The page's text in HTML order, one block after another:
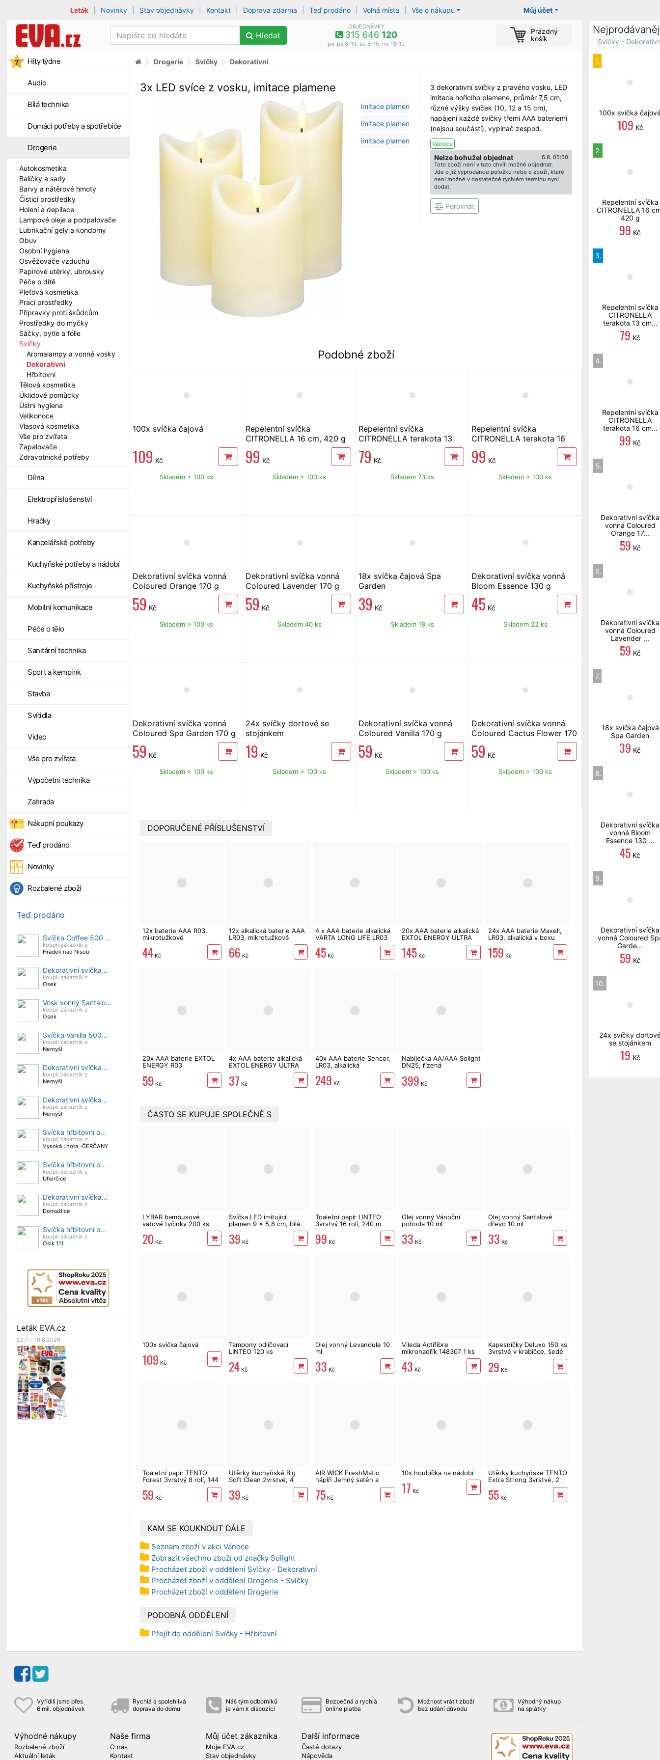
Můj účet
Leták Novinky Stav objednávky Kontakt Doprava zdarma Teď prodáno Volná místa Vše o nákupu
Hledat
OBJEDNÁVKY
315 646 120
po-pá 8-19, so 8-15, ne 13-19
Prázdný
košík
Hity týdne
Audio
Bílá technika
Domácí potřeby a spotřebiče
Drogerie
Autokosmetika
Balíčky a sady
Barvy a nátěrové hmoty
Čisticí prostředky
Holení a depilace
Lampové oleje a podpalovače
Lubrikační gely a kondomy
Obuv
Osobní hygiena
Osvěžovače vzduchu
Papírové utěrky, ubrousky
Péče o dítě
Pleťová kosmetika
Prací prostředky
Přípravky proti škůdcům
Prostředky do myčky
Sáčky, pytle a fólie
Svíčky
Aromalampy a vonné vosky
Dekorativní
Hřbitovní
Tělová kosmetika
Úklidové pomůcky
Ústní hygiena
Velikonoce
Vlasová kosmetika
Vše pro zvířata
Zapalovače
Zdravotnické potřeby
Dílna
Elektropříslušenství
Hračky
Kancelářské potřeby
Kuchyňské potřeby a nádobí
Kuchyňské přístroje
Mobilní komunikace
Péče o tělo
Sanitární technika
Sport a kempink
Stavba
Svítidla
Video
Vše pro zvířata
Výpočetní technika
Zahrada
Nákupní poukazy
Teď prodáno
Novinky
Rozbalené zboží
Teď prodáno
Svíčka Coffee 500 ...
koupil zákazník z
Hradek nad Nisou
Dekorativní svíčka...
koupil zákazník z
Osek
Vosk vonný Santalo...
koupil zákazník z
Osek
Svíčka Vanilla 500...
koupil zákazník z
Nemyšl
Dekorativní svíčka...
koupil zákazník z
Nemyšl
Dekorativní svíčka...
koupil zákazník z
Nemyšl
Svíčka hřbitovní o...
koupil zákazník z
Vysoká Lhota -ČERČANY
Svíčka hřbitovní o...
koupil zákazník z
Uherčice
Dekorativní svíčka...
koupil zákazník z
Domažlice
Svíčka hřbitovní o...
koupil zákazník z
Osik 111
Leták EVA.cz
22.7. - 10.8.2026
Drogerie Svíčky Dekorativní
3 dekorativní svíčky z pravého vosku, LED
imitace hořícího plamene, průměr 7,5 cm,
různé výšky svíček (10, 12 a 15 cm),
napájení každé svíčky třemi AAA bateriemi
(nejsou součástí), vypínač zespod.
Vánoce
6.8. 05:50
Nelze bohužel objednat
Toto zboží není v tuto chvíli možné objednat.
Jde o již vyprodanou položku nebo o zboží, které
není možné v dostatečně rychlém termínu nyní
dodat.
Porovnat
3x LED svíce z vosku, imitace plamene
Podobné zboží
100x svíčka čajová
109 Kč
Skladem > 100 ks
Repelentní svíčka
CITRONELLA 16 cm, 420 g
99 Kč
Skladem > 100 ks
Repelentní svíčka
CITRONELLA terakota 13
79 Kč
Skladem 73 ks
Repelentní svíčka
CITRONELLA terakota 16
99 Kč
Skladem > 100 ks
Dekorativní svíčka vonná
Coloured Orange 170 g
59 Kč
Skladem > 100 ks
Dekorativní svíčka vonná
Coloured Lavender 170 g
59 Kč
Skladem 40 ks
18x svíčka čajová Spa
Garden
39 Kč
Skladem 18 ks
Dekorativní svíčka vonná
Bloom Essence 130 g
45 Kč
Skladem 22 ks
Dekorativní svíčka vonná
Coloured Spa Garden 170 g
59 Kč
Skladem > 100 ks
24x svíčky dortové se
stojánkem
19 Kč
Skladem > 100 ks
Dekorativní svíčka vonná
Coloured Vanilla 170 g
59 Kč
Skladem > 100 ks
Dekorativní svíčka vonná
Coloured Cactus Flower 170
59 Kč
Skladem > 100 ks
DOPORUČENÉ PŘÍSLUŠENSTVÍ
12x baterie AAA R03,
mikrotužkové
44 Kč
12x alkalická baterie AAA
LR03, mikrotužková
66 Kč
4 x AAA baterie alkalická
VARTA LONG LIFE LR03
45 Kč
20x AAA baterie alkalická
EXTOL ENERGY ULTRA
145 Kč
24x AAA baterie Maxell,
LR03, alkalická v boxu
159 Kč
20x AAA baterie EXTOL
ENERGY R03
59 Kč
4x AAA baterie alkalická
EXTOL ENERGY ULTRA
37 Kč
40x AAA baterie Sencor,
LR03, alkalická
249 Kč
Nabíječka AA/AAA Solight
DN25, řízená
399 Kč
ČASTO SE KUPUJE SPOLEČNĚ S
LYBAR bambusové
vatové tyčinky 200 ks
20 Kč
Svíčka LED imitující
plamen 9 x 5,8 cm, bílá
39 Kč
Toaletní papír LINTEO
3vrstvý 16 rolí, 240 m
99 Kč
Olej vonný Vánoční
pohoda 10 ml
33 Kč
Olej vonný Santalové
dřevo 10 ml
33 Kč
100x svíčka čajová
109 Kč
Tampony odličovací
LINTEO 120 ks
24 Kč
Olej vonný Levandule 10
ml
33 Kč
Vileda Actifibre
mikrohadřík 148307 1 ks
43 Kč
Kapesníčky Deluxo 150 ks
3vrstvé v krabičce, šedé
29 Kč
Toaletní papír TENTO
Forest 3vrstvý 8 rolí, 144
59 Kč
Utěrky kuchyňské Big
Soft Clean 2vrstvé, 4
39 Kč
AIR WICK FreshMatic
náplň Jemný satén a
75 Kč
10x houbička na nádobí
17 Kč
Utěrky kuchyňské TENTO
Extra Strong 3vrstvé, 2
55 Kč
KAM SE KOUKNOUT DÁLE
Seznam zboží v akci Vánoce
Zobrazit všechno zboží od značky Solight
Procházet zboží v oddělení Svíčky - Dekorativní
Procházet zboží v oddělení Drogerie - Svíčky
Procházet zboží v oddělení Drogerie
PODOBNÁ ODDĚLENÍ
Přejít do oddělení Svíčky - Hřbitovní
Vyřídili jsme přes
6 mil. objednávek
Rychlá a spolehlivá
doprava do domu
Náš tým odborníků
je vám k dispozici
Bezpečná a rychlá
online platba
Možnost vrátit zboží
bez udání důvodu
Výhodný nákup
na splátky
Výhodné nákupy
Rozbalené zboží
Aktuální leták
Naše firma
O nás
Kontakt
Můj účet zákazníka
Moje EVA.cz
Stav objednávky
Další informace
Časté dotazy
Nápověda
Svíčky -
1.
100x svíčka
109 Kč
2.
Repelentní svíčka
CITRONELLA 16
420 g
99 Kč
3.
Repelentní svíčka
CITRONELLA
terakota 13 cm...
79 Kč
4.
Repelentní svíčka
CITRONELLA
terakota 16 cm...
99 Kč
5.
Dekorativní svíčka
vonná Coloured
Orange 17...
59 Kč
6.
Dekorativní svíčka
vonná Coloured
Lavender ...
59 Kč
7.
18x svíčka čajová
Spa Garden
39 Kč
8.
Dekorativní svíčka
vonná Bloom
Essence 130 ...
45 Kč
9.
Dekorativní svíčka
vonná Coloured
Garde...
59 Kč
10.
24x svíčky
se stojánkem
19 Kč